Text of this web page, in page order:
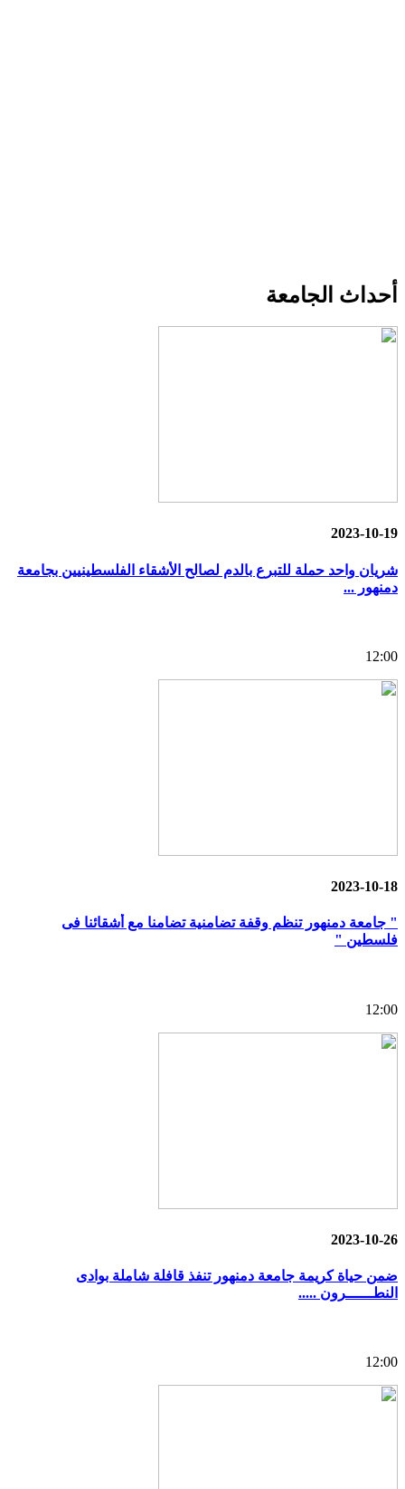
أحداث الجامعة
2023-10-19
شريان واحد حملة للتبرع بالدم لصالح الأشقاء الفلسطينيين بجامعة
دمنهور ...
12:00
2023-10-18
" جامعة دمنهور تنظم وقفة تضامنية تضامنا مع أشقائنا فى
فلسطين "
12:00
2023-10-26
ضمن حياة كريمة جامعة دمنهور تنفذ قافلة شاملة بوادى
النطــــــرون .....
12:00